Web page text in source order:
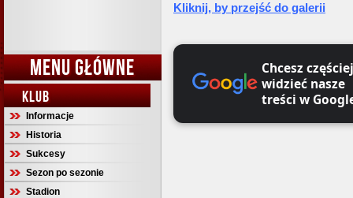
MENU GŁÓWNE
KLUB
Informacje
Historia
Sukcesy
Sezon po sezonie
Stadion
Kliknij, by przejść do galerii
Chcesz częściej
widzieć nasze
treści w